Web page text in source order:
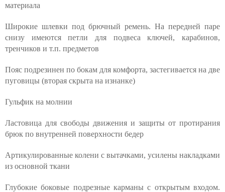
материала
Широкие шлевки под брючный ремень. На передней паре
снизу имеются петли для подвеса ключей, карабинов,
тренчиков и т.п. предметов
Пояс подрезинен по бокам для комфорта, застегивается на две
пуговицы (вторая скрыта на изнанке)
Гульфик на молнии
Ластовица для свободы движения и защиты от протирания
брюк по внутренней поверхности бедер
Артикулированные колени с вытачками, усилены накладками
из основной ткани
Глубокие боковые подрезные карманы с открытым входом.